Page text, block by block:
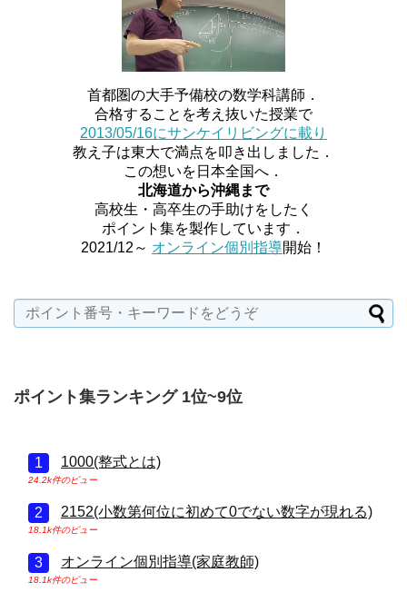
首都圏の大手予備校の数学科講師．
合格することを考え抜いた授業で
2013/05/16にサンケイリビングに載り
教え子は東大で満点を叩き出しました．
この想いを日本全国へ．
北海道から沖縄まで
高校生・高卒生の手助けをしたく
ポイント集を製作しています．
2021/12～ オンライン個別指導開始！
ポイント集ランキング 1位~9位
1000(整式とは)
24.2k件のビュー
2152(小数第何位に初めて0でない数字が現れる)
18.1k件のビュー
オンライン個別指導(家庭教師)
18.1k件のビュー